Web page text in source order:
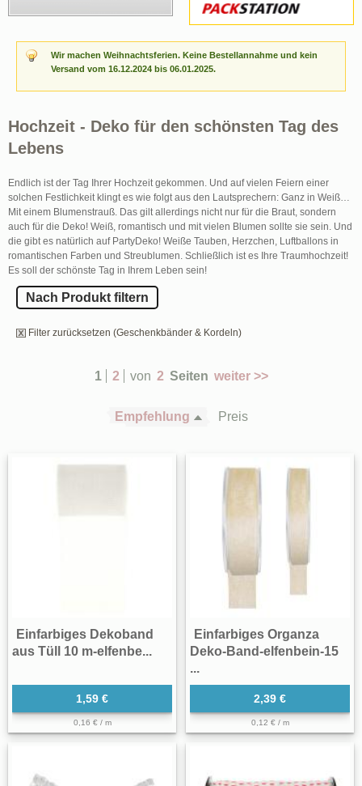
Wir machen Weihnachtsferien. Keine Bestellannahme und kein
Versand vom 16.12.2024 bis 06.01.2025.
Hochzeit - Deko für den schönsten Tag des
Lebens
Endlich ist der Tag Ihrer Hochzeit gekommen. Und auf vielen Feiern einer
solchen Festlichkeit klingt es wie folgt aus den Lautsprechern: Ganz in Weiß…
Mit einem Blumenstrauß. Das gilt allerdings nicht nur für die Braut, sondern
auch für die Deko! Weiß, romantisch und mit vielen Blumen sollte sie sein. Und
die gibt es natürlich auf PartyDeko! Weiße Tauben, Herzchen, Luftballons in
romantischen Farben und Streublumen. Schließlich ist es Ihre Traumhochzeit!
Es soll der schönste Tag in Ihrem Leben sein!
Nach Produkt filtern
Filter zurücksetzen (Geschenkbänder & Kordeln)
1 2 von 2 Seiten weiter >>
Empfehlung Preis
Einfarbiges Dekoband
aus Tüll 10 m-elfenbe...
1,59 €
0,16 € / m
Einfarbiges Organza
Deko-Band-elfenbein-15
...
2,39 €
0,12 € / m